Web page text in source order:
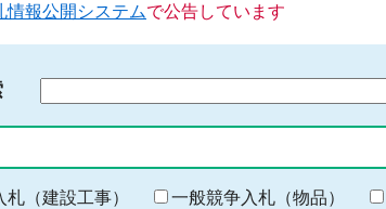
情報公開システムで公告しています
る
キ
（建設工事） 一般競争入札（物品）